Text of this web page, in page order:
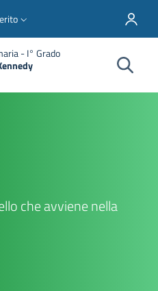
- I° Grado
che avviene nella